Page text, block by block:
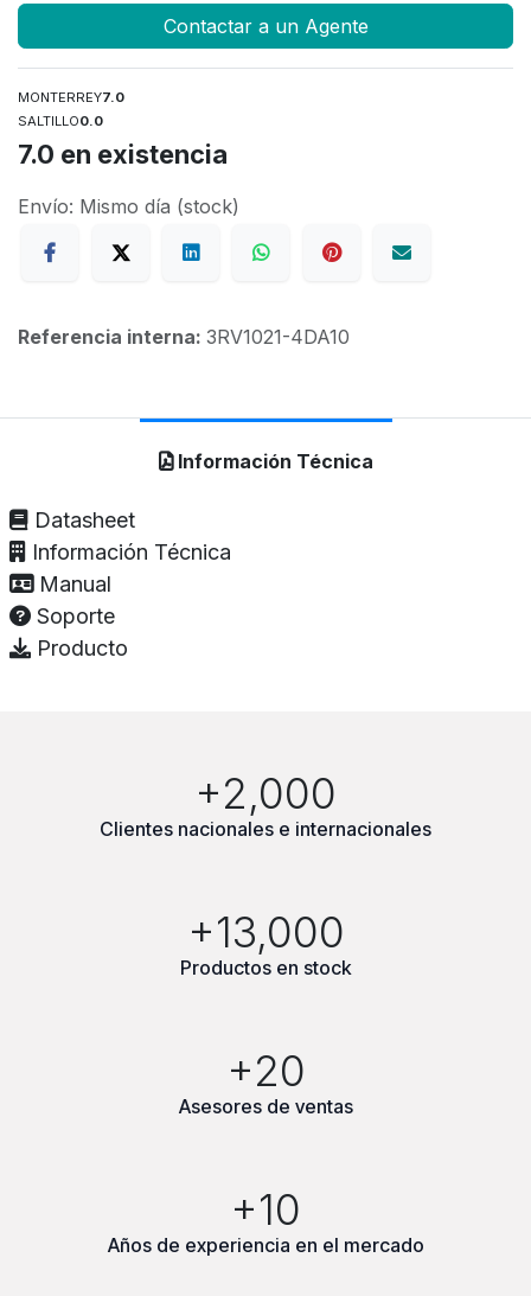
Contactar a un Agente
MONTERREY7.0
SALTILLO0.0
7.0 en existencia
Envío: Mismo día (stock)
Referencia interna: 3RV1021-4DA10
Información Técnica
Datasheet
Información Técnica
Manual
Soporte
Producto
+2,000
Clientes nacionales e internacionales
+13,000
Productos en stock
+20
Asesores de ventas
+10
Años de experiencia en el mercado